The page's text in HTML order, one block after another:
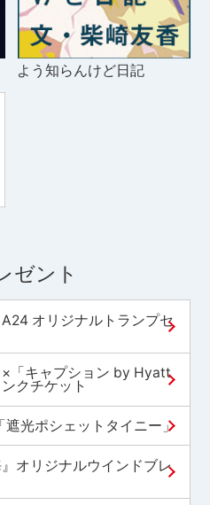
よう知らんけど日記
ゼント
オリジナルトランプセ
「キャプション by Hyatt
クチケット
光ポシェットタイニー」
オリジナルウインドブレ